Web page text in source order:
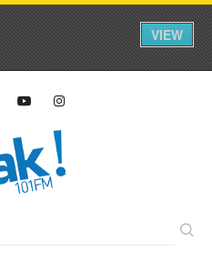
VIEW